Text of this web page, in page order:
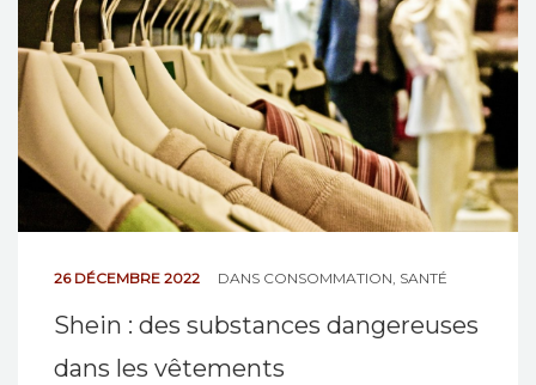
26 DÉCEMBRE 2022 DANS CONSOMMATION, SANTÉ
Shein : des substances dangereuses
dans les vêtements